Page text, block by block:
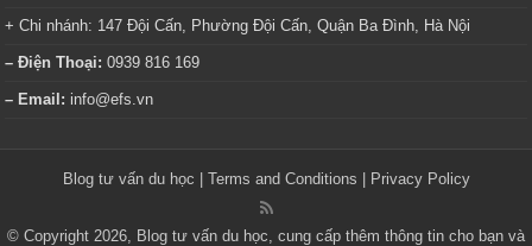
+ Chi nhánh: 147 Đội Cấn, Phường Đội Cấn, Quận Ba Đình, Hà Nội
– Điện Thoại: 0939 816 169
– Email: info@efs.vn
Blog tư vấn du học Terms and Conditions Privacy Policy
© Copyright 2026, Blog tư vấn du học, cung cấp thêm thông tin cho bạn và